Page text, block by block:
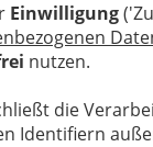
Einwilligung
nutzen.
die
Identifiern